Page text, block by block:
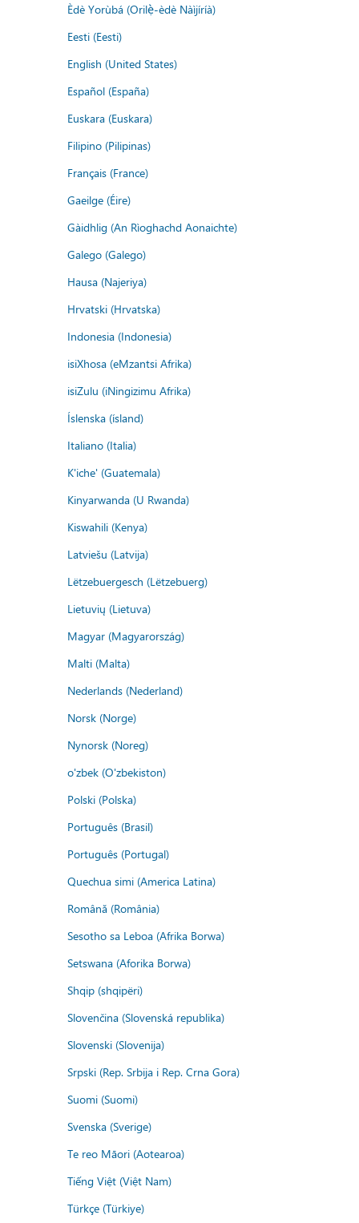
Èdè Yorùbá (Orilẹ̀-èdè Nàìjíríà)
Eesti (Eesti)
English (United States)
Español (España)
Euskara (Euskara)
Filipino (Pilipinas)
Français (France)
Gaeilge (Éire)
Gàidhlig (An Rìoghachd Aonaichte)
Galego (Galego)
Hausa (Najeriya)
Hrvatski (Hrvatska)
Indonesia (Indonesia)
isiXhosa (eMzantsi Afrika)
isiZulu (iNingizimu Afrika)
Íslenska (ísland)
Italiano (Italia)
K'iche' (Guatemala)
Kinyarwanda (U Rwanda)
Kiswahili (Kenya)
Latviešu (Latvija)
Lëtzebuergesch (Lëtzebuerg)
Lietuvių (Lietuva)
Magyar (Magyarország)
Malti (Malta)
Nederlands (Nederland)
Norsk (Norge)
Nynorsk (Noreg)
o'zbek (O'zbekiston)
Polski (Polska)
Português (Brasil)
Português (Portugal)
Quechua simi (America Latina)
Română (România)
Sesotho sa Leboa (Afrika Borwa)
Setswana (Aforika Borwa)
Shqip (shqipëri)
Slovenčina (Slovenská republika)
Slovenski (Slovenija)
Srpski (Rep. Srbija i Rep. Crna Gora)
Suomi (Suomi)
Svenska (Sverige)
Te reo Māori (Aotearoa)
Tiếng Việt (Việt Nam)
Türkçe (Türkiye)